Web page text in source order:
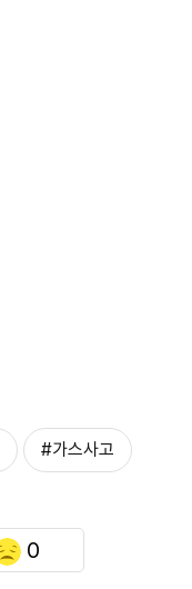
#가스사고
0